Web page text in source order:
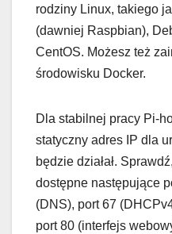
rodziny Linux, takiego
(dawniej Raspbian),
CentOS. Możesz też
środowisku Docker.
Dla stabilnej pracy Pi-
statyczny adres IP dla
będzie działał.
dostępne następujące
(DNS), port 67
port 80 (interfejs